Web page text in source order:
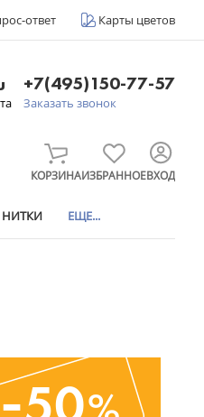
ответ Карты цветов
+7(495)150-77-57
Заказать звонок
КОРЗИНАИЗБРАННОЕВХОД
НИТКИ ЕЩЕ...